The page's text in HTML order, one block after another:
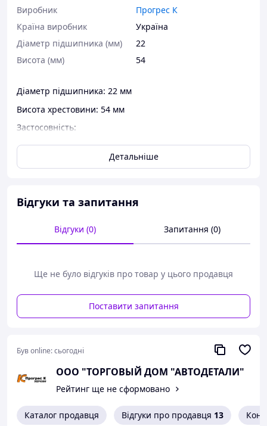
Виробник
Прогрес К
Країна виробник
Україна
Діаметр підшипника (мм)
22
Висота (мм)
54
Діаметр підшипника: 22 мм
Висота хрестовини: 54 мм
Застосовність:
– карданні вали "Прогрес-К" серії "L1" та "T0";
– карданні вали Bondioli & pavesi (аналог GKN U138).
Детальніше
Відгуки та запитання
Відгуки (0) Запитання (0)
Ще не було відгуків про товар у цього продавця
Поставити запитання
Був online:сьогодні
ООО "ТОРГОВЫЙ ДОМ "АВТОДЕТАЛИ"
Рейтинг ще не сформовано
Каталог продавця Відгуки про продавця 13